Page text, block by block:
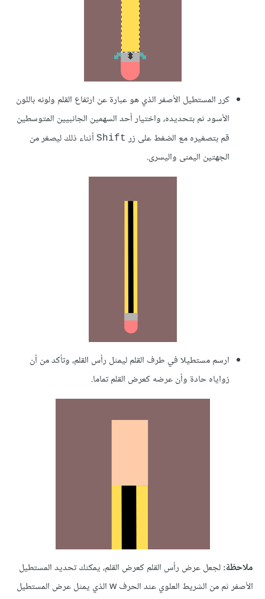
كرر المستطيل الأصفر الذي هو عبارة عن ارتفاع القلم ولونه باللون
الأسود ثم بتحديده، واختيار أحد السهمين الجانبيين المتوسطين
قم بتصغيره مع الضغط على زر Shift أثناء ذلك ليصغر من
الجهتين اليمنى واليسرى.
ارسم مستطيلا في طرف القلم ليمثل رأس القلم، وتأكد من أن
زواياه حادة وأن عرضه كعرض القلم تماما.
ملاحظة:لجعل عرض رأس القلم كعرض القلم، يمكنك تحديد المستطيل
الأصفر ثم من الشريط العلوي عند الحرف w الذي يمثل عرض المستطيل